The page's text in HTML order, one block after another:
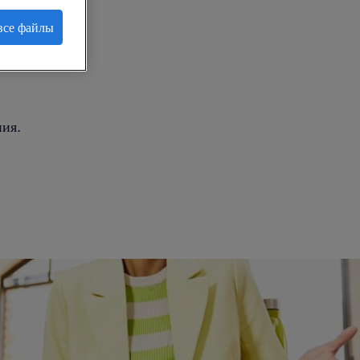
файлы